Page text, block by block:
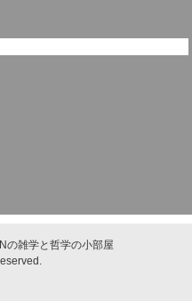
の雑学と哲学の小部屋